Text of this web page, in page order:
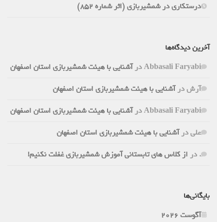
درستکاری در شمشیربازی (اثر شماره 852)
آخرین دیدگاه‌ها
Abbasali Faryabiدرآشنایی با هیئت شمشیربازی استان اصفهان
آرشدرآشنایی با هیئت شمشیربازی استان اصفهان
Abbasali Faryabiدرآشنایی با هیئت شمشیربازی استان اصفهان
علیدرآشنایی با هیئت شمشیربازی استان اصفهان
. در از کلاس های تابستانی آموزش شمشیربازی غفلت نکنیم!
بایگانی‌ها
آگوست 2026